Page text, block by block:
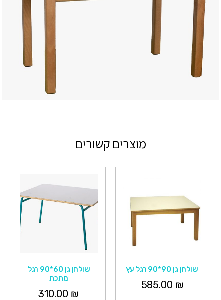
מוצרים קשורים
שולחן גן 90*90 רגל עץ
585.00 ₪
שולחן גן 60*90 רגל
מתכת
310.00 ₪